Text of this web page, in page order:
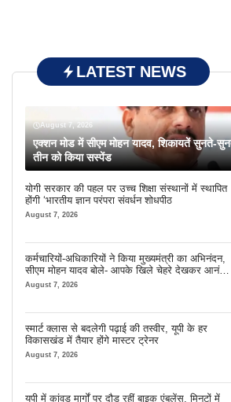
LATEST NEWS
August 7, 2026
एक्शन मोड में सीएम मोहन यादव, शिकायतें सुनते-
तीन को किया सस्पेंड
योगी सरकार की पहल पर उच्च शिक्षा संस्थानों में स्थापित
होंगी ‘भारतीय ज्ञान परंपरा संवर्धन शोधपीठ
August 7, 2026
कर्मचारियों-अधिकारियों ने किया मुख्यमंत्री का अभिनंदन,
सीएम मोहन यादव बोले- आपके खिले चेहरे देखकर आनंद
आता है
August 7, 2026
स्मार्ट क्लास से बदलेगी पढ़ाई की तस्वीर, यूपी के हर
विकासखंड में तैयार होंगे मास्टर ट्रेनर
August 7, 2026
यूपी में कांवड़ मार्गों पर दौड़ रहीं बाइक एंबुलेंस, मिनटों में